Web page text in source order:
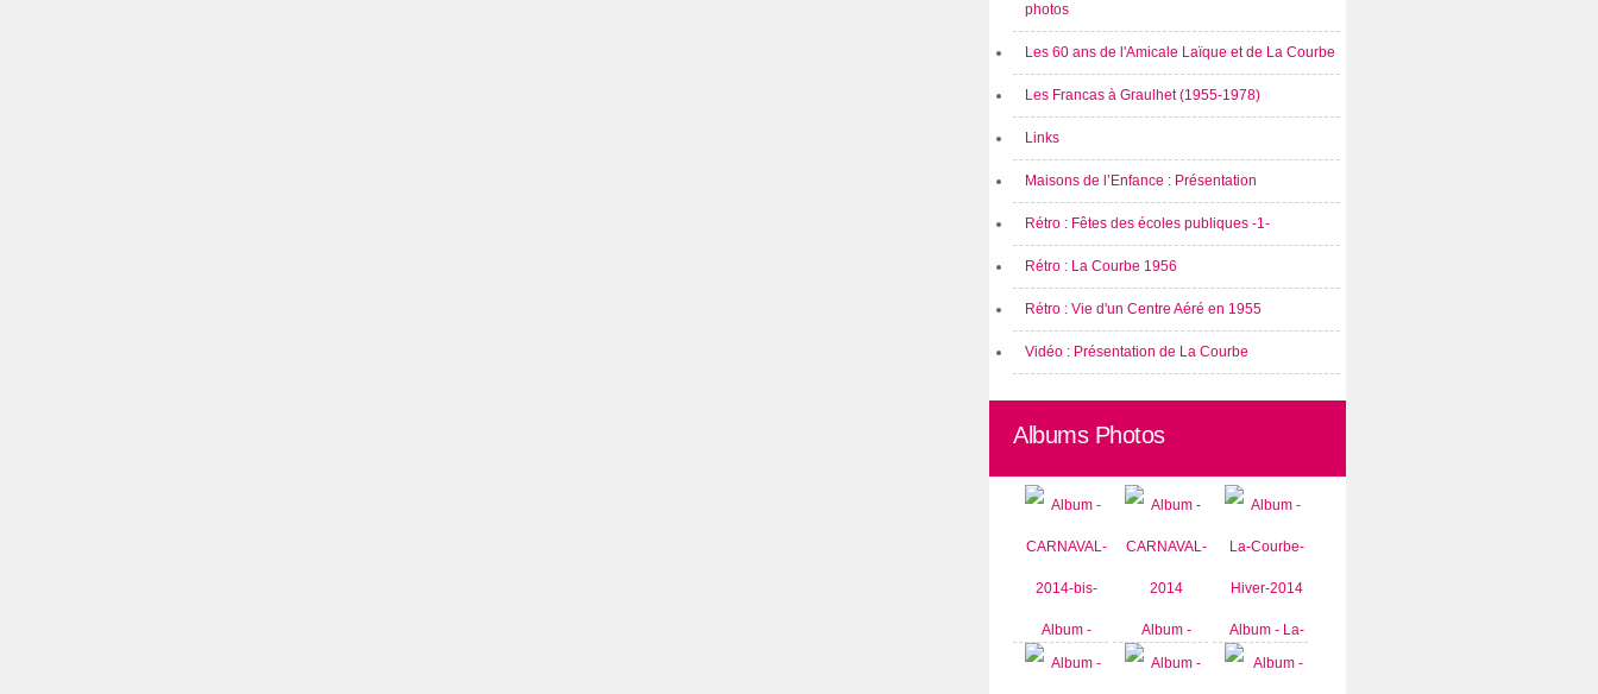
photos
Les 60 ans de l'Amicale Laïque et de La Courbe
Les Francas à Graulhet (1955-1978)
Links
Maisons de l’Enfance : Présentation
Rétro : Fêtes des écoles publiques -1-
Rétro : La Courbe 1956
Rétro : Vie d'un Centre Aéré en 1955
Vidéo : Présentation de La Courbe
Albums Photos
Album -
CARNAVAL-
Album -
CARNAVAL-
Album - La-
Courbe-